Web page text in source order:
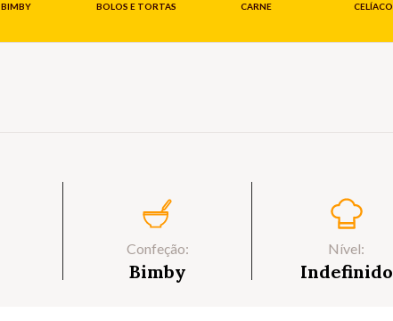
BIMBY BOLOS E TORTAS CARNE
Confeção:
Bimby
Nível:
Indefinido